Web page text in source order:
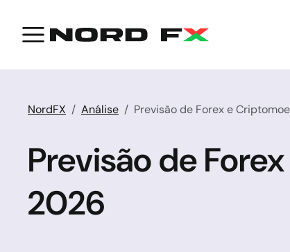
NordFX Análise Previsão de Forex e
Previsão de
2026